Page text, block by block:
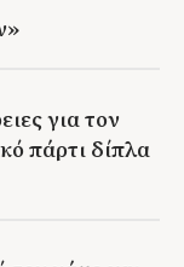
για τον
πάρτι δίπλα